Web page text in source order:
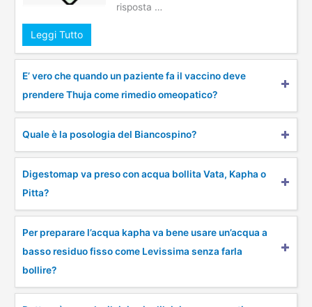
risposta …
Leggi Tutto
E’ vero che quando un paziente fa il vaccino deve
prendere Thuja come rimedio omeopatico?
Quale è la posologia del Biancospino?
Digestomap va preso con acqua bollita Vata, Kapha o
Pitta?
Per preparare l’acqua kapha va bene usare un’acqua a
basso residuo fisso come Levissima senza farla
bollire?